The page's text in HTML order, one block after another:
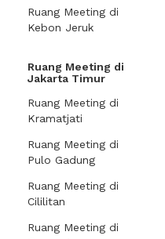
Ruang Meeting di
Kebon Jeruk
Ruang Meeting di
Jakarta Timur
Ruang Meeting di
Kramatjati
Ruang Meeting di
Pulo Gadung
Ruang Meeting di
Cililitan
Ruang Meeting di